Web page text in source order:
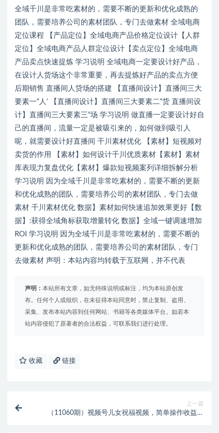
全域千川是非常吃素材的，需要不断的更新和优化成熟的
团队，需要培养公司的素材团队，专门去做素材 全域电商
定位课程 【产品定位】全域电商产品价格定位设计【人群
定位】全域电商产品人群定位设计【卖点定位】全域电商
产品卖点快速提炼 学习说明 全域电商一定要设计好产品，
在设计人货场这个非常重要，再去提炼好产品的卖点方便
后期销售 直播间人贷场的搭建 【直播间设计】直播间三大
要素一“人’ 【直播间设计】直播间三大要素二“货 直播间设
计】直播间三大要素三“场 学习说明 做直播一定要设计好自
己的直播间，流量一定是被吸引来的，如何做到吸引人
呢，就需要设计好直播间 干川素材优化 【素材】短视频对
卖货的作用 【素材】如何设计千川优质素材【素材】素材
库表现力复盘优化【素材】爆款短视频案列详细拆解分析
学习说明 因为全域千川是非常吃素材的，需要不断的更新
和优化成熟的团队，需要培养公司的素材团队，专门去做
素材 千川素材优化 数据】素材如何快速追加效果更好【数
据】:获得全域角标获取增量转化 数据】全域一键调速增加
ROI 学习说明 因为全域千川是非常吃素材的，需要不断的
更新和优化成熟的团队，需要培养公司的素材团队，专门
去做素材 声明：本站内容均转载于互联网，并不代表
声明： 本站所有文章，如无特殊说明或标注，均为本站原创发
布。任何个人或组织，在未征得本站同意时，禁止复制、盗用、
采集、发布本站内容到任何网站、书籍等各类媒体平台。如若本
站内容侵犯了原著者的合法权益，可联系我们进行处理。
收藏 链接
上一篇
（11060期）视频号儿女祝福视频，简单操作收益稳